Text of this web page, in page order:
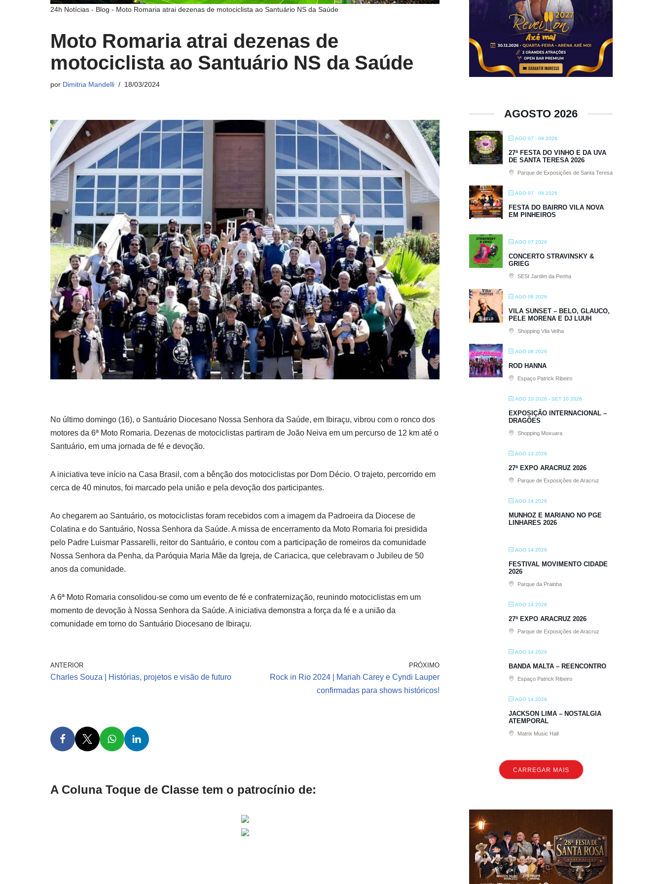
24h Notícias - Blog - Moto Romaria atrai dezenas de motociclista ao Santuário NS da Saúde
Moto Romaria atrai dezenas de
motociclista ao Santuário NS da Saúde
por Dimitria Mandelli 18/03/2024
No último domingo (16), o Santuário Diocesano Nossa Senhora da Saúde, em Ibiraçu, vibrou com o ronco dos
motores da 6ª Moto Romaria. Dezenas de motociclistas partiram de João Neiva em um percurso de 12 km até o
Santuário, em uma jornada de fé e devoção.
A iniciativa teve início na Casa Brasil, com a bênção dos motociclistas por Dom Décio. O trajeto, percorrido em
cerca de 40 minutos, foi marcado pela união e pela devoção dos participantes.
Ao chegarem ao Santuário, os motociclistas foram recebidos com a imagem da Padroeira da Diocese de
Colatina e do Santuário, Nossa Senhora da Saúde. A missa de encerramento da Moto Romaria foi presidida
pelo Padre Luismar Passarelli, reitor do Santuário, e contou com a participação de romeiros da comunidade
Nossa Senhora da Penha, da Paróquia Maria Mãe da Igreja, de Cariacica, que celebravam o Jubileu de 50
anos da comunidade.
A 6ª Moto Romaria consolidou-se como um evento de fé e confraternização, reunindo motociclistas em um
momento de devoção à Nossa Senhora da Saúde. A iniciativa demonstra a força da fé e a união da
comunidade em torno do Santuário Diocesano de Ibiraçu.
ANTERIOR
Charles Souza | Histórias, projetos e visão de futuro
PRÓXIMO
Rock in Rio 2024 | Mariah Carey e Cyndi Lauper
confirmadas para shows históricos!
A Coluna Toque de Classe tem o patrocínio de:
AGOSTO 2026
AGO 07 - 09 2026
27ª FESTA DO VINHO E DA UVA
DE SANTA TERESA 2026
Parque de Exposições de Santa Teresa
AGO 07 - 08 2026
FESTA DO BAIRRO VILA NOVA
EM PINHEIROS
AGO 07 2026
CONCERTO STRAVINSKY &
GRIEG
SESI Jardim da Penha
AGO 08 2026
VILA SUNSET – BELO, GLAUCO,
PELE MORENA E DJ LUUH
Shopping Vila Velha
AGO 08 2026
ROD HANNA
Espaço Patrick Ribeiro
AGO 10 2026 - SET 10 2026
EXPOSIÇÃO INTERNACIONAL –
DRAGÕES
Shopping Moxuara
AGO 13 2026
27ª EXPO ARACRUZ 2026
Parque de Exposições de Aracruz
AGO 14 2026
MUNHOZ E MARIANO NO PGE
LINHARES 2026
AGO 14 2026
FESTIVAL MOVIMENTO CIDADE
2026
Parque da Prainha
AGO 14 2026
27ª EXPO ARACRUZ 2026
Parque de Exposições de Aracruz
AGO 14 2026
BANDA MALTA – REENCONTRO
Espaço Patrick Ribeiro
AGO 14 2026
JACKSON LIMA – NOSTALGIA
ATEMPORAL
Matrix Music Hall
CARREGAR MAIS